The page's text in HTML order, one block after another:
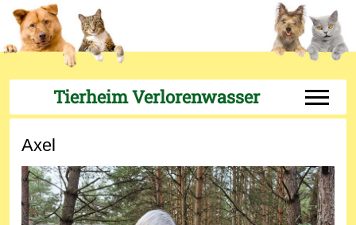
Tierheim Verlorenwasser Off-
Axel